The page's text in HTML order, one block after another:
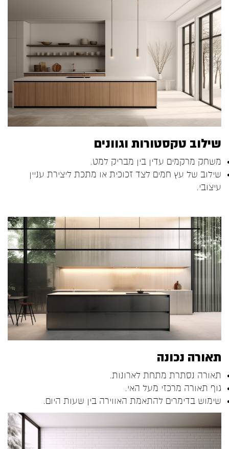
שילוב טקסטורות וגוונים
משחק מרקמים עדין בין מבריק למט.
שילוב של עץ חמים לצד זכוכית או מתכת ליצירת עניין
עיצובי.
תאורה נכונה
תאורה נסתרת מתחת לארונות.
גוף תאורה מרכזי מעל האי.
שימוש בדימרים להתאמת האווירה בין שעות היום.